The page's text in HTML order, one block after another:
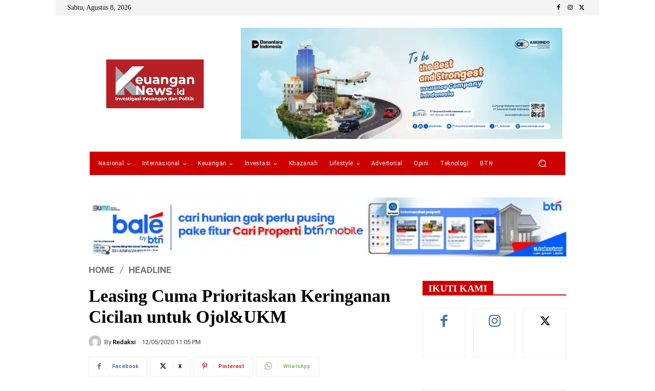
Sabtu, Agustus 8, 2026
Nasional Internasional Keuangan Investasi Khazanah Lifestyle Advertorial Opini Teknologi BTN
HOME HEADLINE
Leasing Cuma Prioritaskan Keringanan
Cicilan untuk Ojol&UKM
By Redaksi 12/05/2020 11:05 PM
Facebook X Pinterest WhatsApp
IKUTI KAMI